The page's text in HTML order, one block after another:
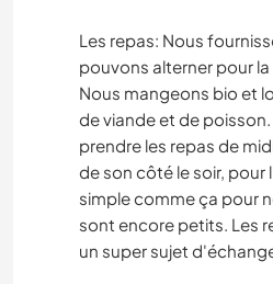
Les repas: Nous
pouvons alterner pour
Nous mangeons bio et
de viande et de
prendre les repas de
de son côté le soir,
simple comme ça pour
sont encore petits. Les
un super sujet